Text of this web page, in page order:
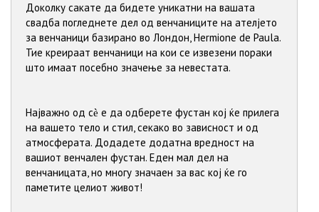
Доколку сакате да бидете уникатни на вашата
свадба погледнете дел од венчаниците на ателјето
за венчаници базирано во Лондон, Hermione de Paula.
Тие креираат венчаници на кои се извезени пораки
што имаат посебно значење за невестата.
Најважно од сѐ е да одберете фустан кој ќе прилега
на вашето тело и стил, секако во зависност и од
атмосферата. Додадете додатна вредност на
вашиот венчален фустан. Еден мал дел на
венчаницата, но многу значаен за вас кој ќе го
паметите целиот живот!